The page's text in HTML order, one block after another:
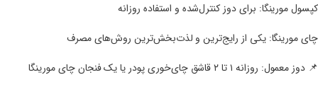
کپسول مورینگا: برای دوز کنترل‌شده و استفاده روزانه
چای مورینگا: یکی از رایج‌ترین و لذت‌بخش‌ترین روش‌های مصرف
📌 دوز معمول: روزانه ۱ تا ۲ قاشق چای‌خوری پودر یا یک فنجان چای مورینگا